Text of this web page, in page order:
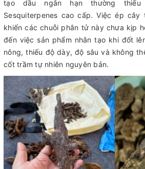
tạo dầu ngắn hạn thường
Sesquiterpenes cao cấp. Việc ép
khiến các chuỗi phân tử này chưa kịp
đến việc sản phẩm nhân tạo khi đốt
nông, thiếu độ dày, độ sâu và không
cốt trầm tự nhiên nguyên bản.